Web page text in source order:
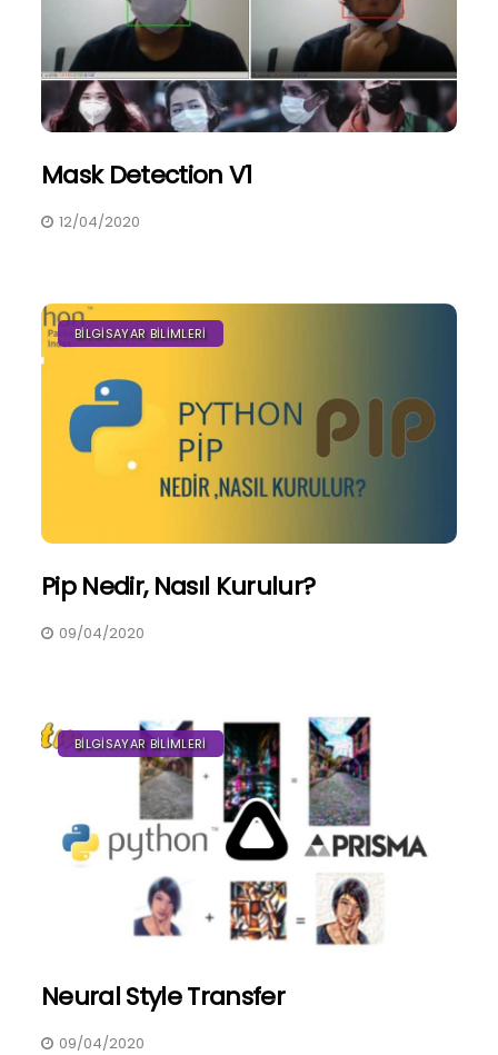
Mask Detection V1
12/04/2020
BILGISAYAR BILIMLERI
Pip Nedir, Nasıl Kurulur?
09/04/2020
BILGISAYAR BILIMLERI
Neural Style Transfer
09/04/2020